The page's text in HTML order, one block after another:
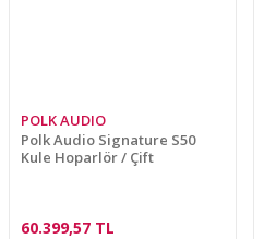
POLK AUDIO
Polk Audio Signature S50
Kule Hoparlör / Çift
60.399,57 TL